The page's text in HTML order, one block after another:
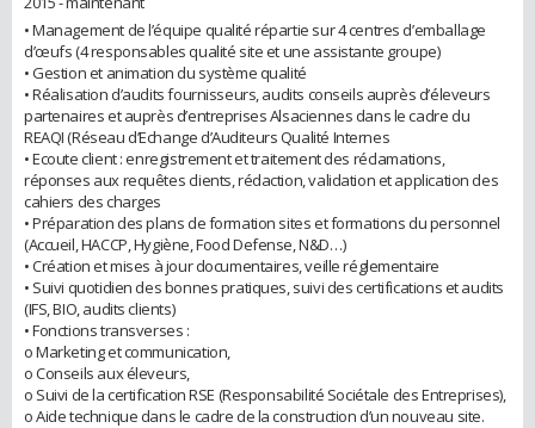
• Management de l’équipe qualité répartie sur 4 centres d’emballage
d’œufs (4 responsables qualité site et une assistante groupe)
• Gestion et animation du système qualité
• Réalisation d’audits fournisseurs, audits conseils auprès d’éleveurs
partenaires et auprès d’entreprises Alsaciennes dans le cadre du
REAQI (Réseau d’Echange d’Auditeurs Qualité Internes
• Ecoute client : enregistrement et traitement des réclamations,
réponses aux requêtes clients, rédaction, validation et application des
cahiers des charges
• Préparation des plans de formation sites et formations du personnel
(Accueil, HACCP, Hygiène, Food Defense, N&D…)
• Création et mises à jour documentaires, veille réglementaire
• Suivi quotidien des bonnes pratiques, suivi des certifications et audits
(IFS, BIO, audits clients)
• Fonctions transverses :
o Marketing et communication,
o Conseils aux éleveurs,
o Suivi de la certification RSE (Responsabilité Sociétale des Entreprises),
o Aide technique dans le cadre de la construction d’un nouveau site.